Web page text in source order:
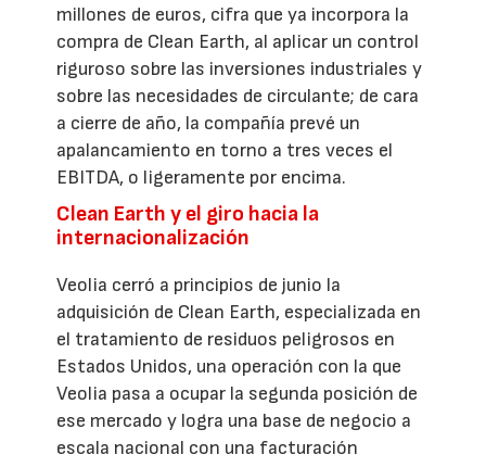
millones de euros, cifra que ya incorpora la
compra de Clean Earth, al aplicar un control
riguroso sobre las inversiones industriales y
sobre las necesidades de circulante; de cara
a cierre de año, la compañía prevé un
apalancamiento en torno a tres veces el
EBITDA, o ligeramente por encima.
Clean Earth y el giro hacia la
internacionalización
Veolia cerró a principios de junio la
adquisición de Clean Earth, especializada en
el tratamiento de residuos peligrosos en
Estados Unidos, una operación con la que
Veolia pasa a ocupar la segunda posición de
ese mercado y logra una base de negocio a
escala nacional con una facturación